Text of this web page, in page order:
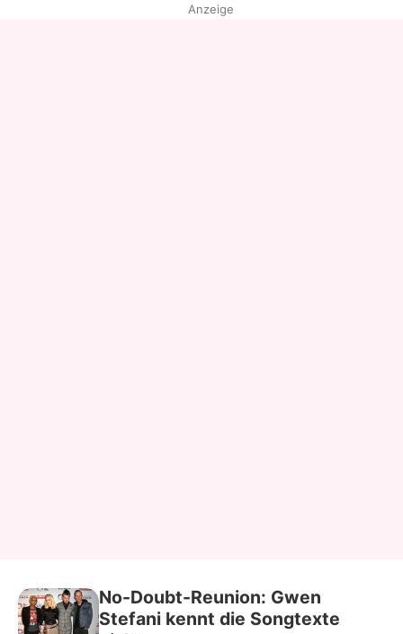
Anzeige
No-Doubt-Reunion: Gwen
Stefani kennt die Songtexte